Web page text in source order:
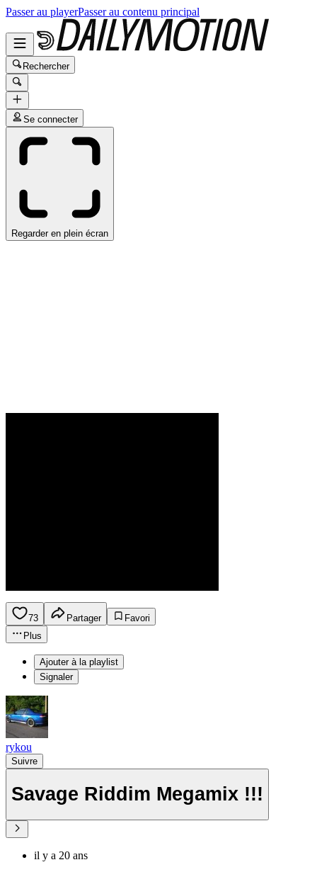
Passer au playerPasser au contenu principal
Rechercher
Se connecter
Regarder en plein écran
73 Partager
Favori
Plus
Ajouter à la playlist
Signaler
rykou
Suivre
Savage Riddim Megamix !!!
il y a 20 ans